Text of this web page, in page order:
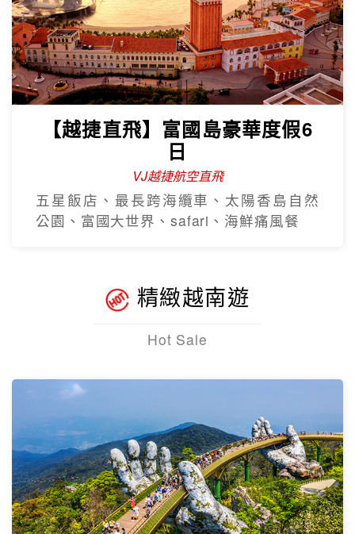
【越捷直飛】富國島豪華度假6
日
VJ越捷航空直飛
五星飯店、最長跨海纜車、太陽香島自然
公園、富國大世界、safari、海鮮痛風餐
精緻越南遊
Hot Sale